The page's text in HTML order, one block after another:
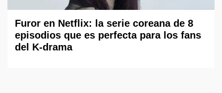
Furor en Netflix: la serie coreana de 8
episodios que es perfecta para los fans
del K-drama